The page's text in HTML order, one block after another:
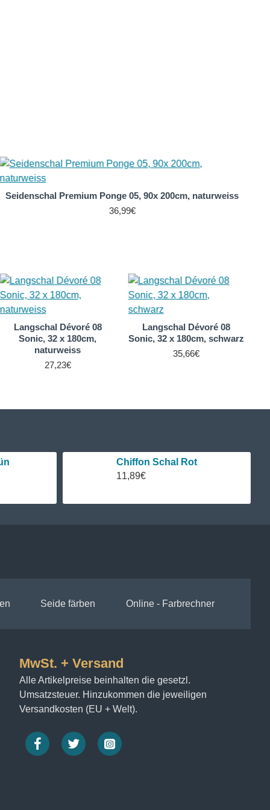
Seidenschal Premium Ponge 05, 90x 200cm, naturweiss
36,99€
Langschal Dévoré 08
Sonic, 32 x 180cm,
naturweiss
27,23€
Langschal Dévoré 08
Sonic, 32 x 180cm, schwarz
35,66€
Chiffon Schal Rot
11,89€
Seide färben Online - Farbrechner
MwSt. + Versand
Alle Artikelpreise beinhalten die gesetzl.
Umsatzsteuer. Hinzukommen die jeweiligen
Versandkosten (EU + Welt).